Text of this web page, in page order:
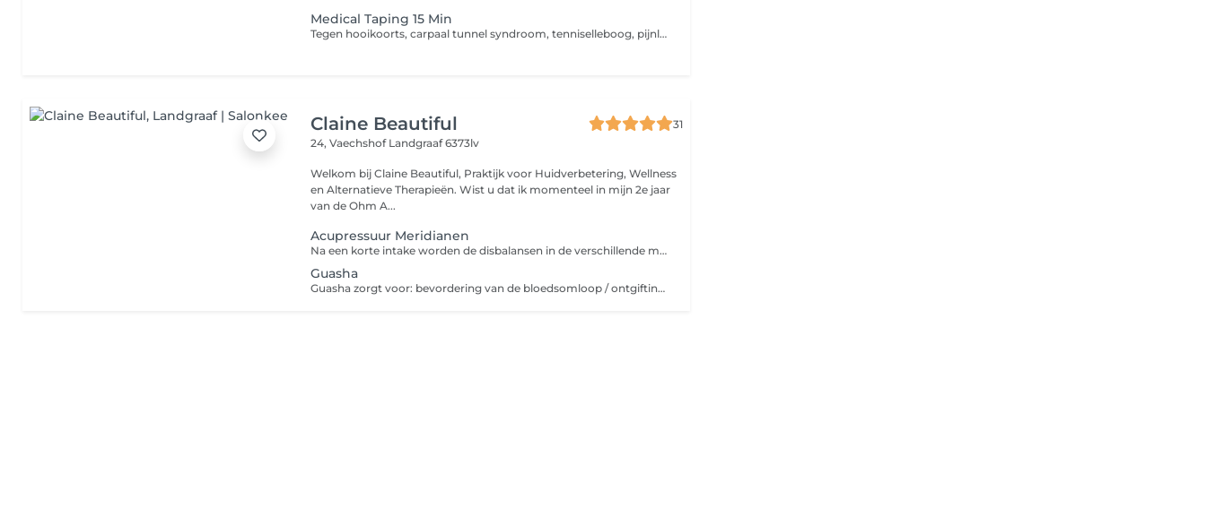
Medical Taping 15 Min
Tegen hooikoorts, carpaal tunnel syndroom, tenniselleboog, pijnlijke nek, zere schouder/knie/enkel etc. Vermeld aub in de opmerking waarvoor de taping is!
Claine Beautiful
31
24, Vaechshof Landgraaf 6373lv
Welkom bij Claine Beautiful, Praktijk voor Huidverbetering, Wellness
en Alternatieve Therapieën. Wist u dat ik momenteel in mijn 2e jaar
van de Ohm A...
Acupressuur Meridianen
Na een korte intake worden de disbalansen in de verschillende meridianen behandeld. Dit is een drukpunten massage waarbij een doorstroom van energie in de blokkades wordt opgebouwd.
Guasha
Guasha zorgt voor: bevordering van de bloedsomloop / ontgifting en ontzuring / stimulatie van het immuunsysteem het verminderen/verlichten van blokkades en pijn / verbeterde werking van de organen regeneratie en revitalisatie / vermindering van spanning (stress), moeheid en burn-out balans op emotioneel vlak / ontspanning en bevordering van helderheid van geest.